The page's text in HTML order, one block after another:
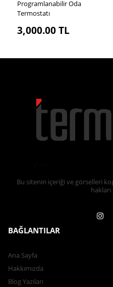
Programlanabilir Oda
Termostatı
3,000.00TL
Bu sitenin içeriği ve görselleri
hakları
BAĞLANTILAR
Ana Sayfa
Hakkımızda
Blog Yazıları